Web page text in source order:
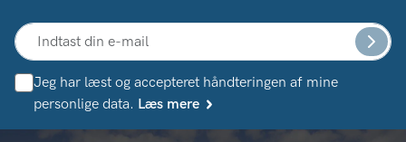
Jeg har læst og accepteret håndteringen af ​​mine
personlige data. Læs mere